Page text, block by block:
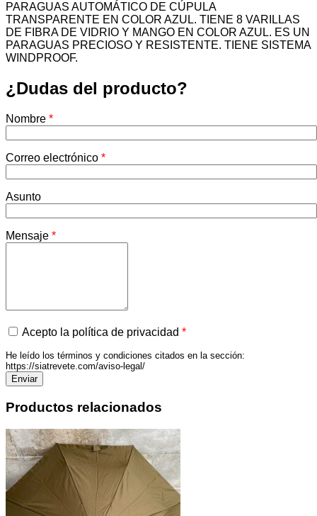
PARAGUAS AUTOMÁTICO DE CÚPULA
TRANSPARENTE EN COLOR AZUL. TIENE 8 VARILLAS
DE FIBRA DE VIDRIO Y MANGO EN COLOR AZUL. ES UN
PARAGUAS PRECIOSO Y RESISTENTE. TIENE SISTEMA
WINDPROOF.
¿Dudas del producto?
Nombre *
Correo electrónico *
Asunto
Mensaje *
Acepto la política de privacidad *
He leído los términos y condiciones citados en la sección:
https://siatrevete.com/aviso-legal/
Productos relacionados